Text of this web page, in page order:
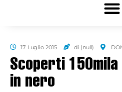
17 Luglio 2015 di (null)
Scoperti
in nero